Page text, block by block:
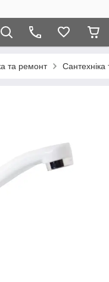
та ремонт Сантехніка